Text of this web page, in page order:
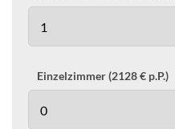
Einzelzimmer (2128 € p.P.)